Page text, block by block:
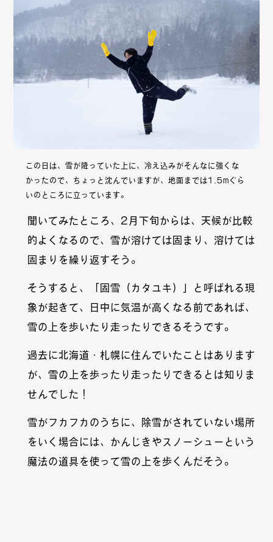
この日は、雪が降っていた上に、冷え込みがそんなに強くな
かったので、ちょっと沈んでいますが、地面までは1.5mぐら
いのところに立っています。
聞いてみたところ、2月下旬からは、天候が比較
的よくなるので、雪が溶けては固まり、溶けては
固まりを繰り返すそう。
そうすると、「固雪（カタユキ）」と呼ばれる現
象が起きて、日中に気温が高くなる前であれば、
雪の上を歩いたり走ったりできるそうです。
過去に北海道・札幌に住んでいたことはあります
が、雪の上を歩ったり走ったりできるとは知りま
せんでした！
雪がフカフカのうちに、除雪がされていない場所
をいく場合には、かんじきやスノーシューという
魔法の道具を使って雪の上を歩くんだそう。